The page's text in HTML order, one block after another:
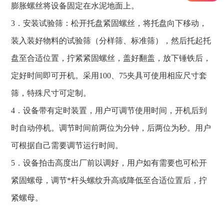
膨胀螺丝将设备固定在水泥地面上。
3．安装试验筛：松开托盘紧固螺丝，将托盘向下移动，
装入装好物料的试验筛（分样筛、标准筛），然后托起托
盘至合适位置，拧紧紧固螺丝，盖好翻盖，放下锤铁后，
定好时间即可开机。采用100、75夹具可使用相应尺寸套
筛，特殊尺寸可定制。
4．设备带有定时装置，用户可调节使用时间，开机后到
时自动停机。调节时间前两位为分钟，后两位为秒。用户
可根据自己需要调节运行时间。
5．设备拍击高度出厂前以调好，用户如有需要也可松开
紧固螺母，调节*杆头螺纹升高或降低至合适位置后，拧
紧螺母。